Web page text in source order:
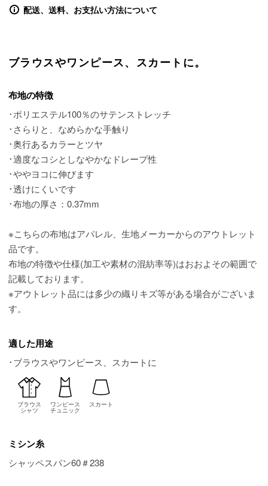
配送、送料、お支払い方法について
ブラウスやワンピース、スカートに。
布地の特徴
･ポリエステル100％のサテンストレッチ
･さらりと、なめらかな手触り
･奥行あるカラーとツヤ
･適度なコシとしなやかなドレープ性
･ややヨコに伸びます
･透けにくいです
･布地の厚さ：0.37mm
※こちらの布地はアパレル、生地メーカーからのアウトレット
品です。
布地の特徴や仕様(加工や素材の混紡率等)はおおよその範囲で
記載しております。
※アウトレット品には多少の織りキズ等がある場合がございま
す。
適した用途
･ブラウスやワンピース、スカートに
ブラウス
シャツ
ワンピース
チュニック
スカート
ミシン糸
シャッペスパン60＃238